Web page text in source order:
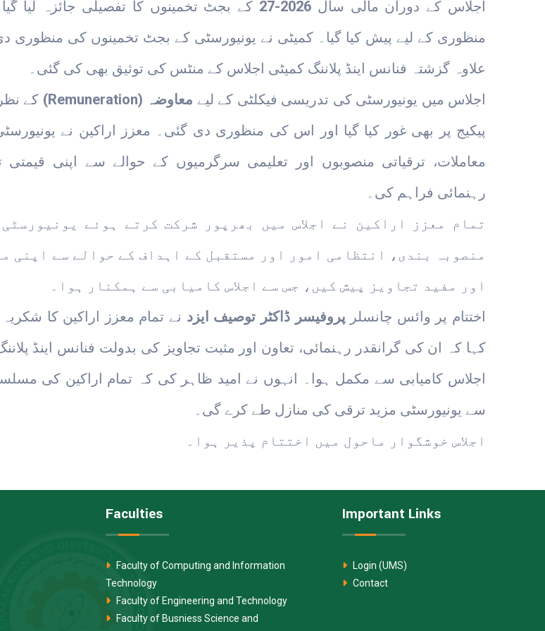
اجلاس کے دوران مالی سال 2026-27
کے بجٹ تخمینوں کا تفصیلی جائزہ لیا گیا
منظوری کے لیے پیش کیا گیا۔ کمیٹی نے یونیورسٹی کے بجٹ تخمینوں کی منظوری
علاوہ گزشتہ فنانس اینڈ پلاننگ کمیٹی اجلاس کے منٹس کی توثیق بھی کی گئی۔
اجلاس میں یونیورسٹی کی تدریسی فیکلٹی کے لیے معاوضہ (Remuneration)
کے
پیکیج پر بھی غور کیا گیا اور اس کی منظوری دی گئی۔ معزز اراکین نے
معاملات، ترقیاتی منصوبوں اور تعلیمی سرگرمیوں کے حوالے سے اپنی قیمتی
رہنمائی فراہم کی۔
تمام معزز اراکین نے اجلاس میں بھرپور شرکت کرتے ہوئے
منصوبہ بندی، انتظامی امور اور مستقبل کے اہداف کے حوالے سے اپنی
اور مفید تجاویز پیش کیں، جس سے اجلاس کامیابی سے ہمکنار ہوا۔
اختتام پر وائس چانسلرپروفیسر ڈاکٹر توصیف ایزد نے تمام معزز اراکین کا شکریہ
کہا کہ ان کی گرانقدر رہنمائی، تعاون اور مثبت تجاویز کی بدولت فنانس اینڈ
اجلاس کامیابی سے مکمل ہوا۔ انہوں نے امید ظاہر کی کہ تمام اراکین کی
سے یونیورسٹی مزید ترقی کی منازل طے کرے گی۔
اجلاس خوشگوار ماحول میں اختتام پذیر ہوا۔
Faculties
Faculty of Computing and Information
Technology
Faculty of Engineering and Technology
Faculty of Busniess Science and
Important Links
Login (UMS)
Contact